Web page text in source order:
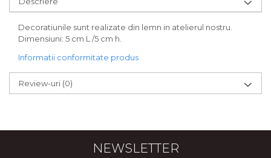
Bijuterii
CERCEI ZAMAC
Ateliere - planse cu nisip colorat
Decoratiunile sunt realizate din lemn in atelierul nostru.
Dimensiuni: 5 cm L /5 cm h.
Informatii conformitate produs
Review-uri (0)
NEWSLETTER